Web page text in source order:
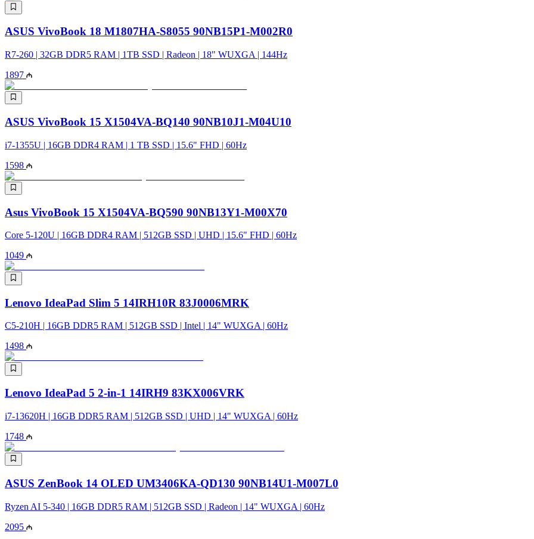
ASUS VivoBook 18 M1807HA-S8055 90NB15P1-M002R0
R7-260 | 32GB DDR5 RAM | 1TB SSD | Radeon | 18" WUXGA | 144Hz
1897
ASUS VivoBook 15 X1504VA-BQ140 90NB10J1-M04U10
i7-1355U | 16GB DDR4 RAM | 1 TB SSD | 15.6" FHD | 60Hz
1598
Asus VivoBook 15 X1504VA-BQ590 90NB13Y1-M00X70
Core 5-120U | 16GB DDR4 RAM | 512GB SSD | UHD | 15.6" FHD | 60Hz
1049
Lenovo IdeaPad Slim 5 14IRH10R 83J0006MRK
C5-210H | 16GB DDR5 RAM | 512GB SSD | Intel | 14" WUXGA | 60Hz
1498
Lenovo IdeaPad 5 2-in-1 14IRH9 83KX006VRK
i7-13620H | 16GB DDR5 RAM | 512GB SSD | UHD | 14" WUXGA | 60Hz
1748
ASUS ZenBook 14 OLED UM3406KA-QD130 90NB14U1-M007L0
Ryzen AI 5-340 | 16GB DDR5 RAM | 512GB SSD | Radeon | 14" WUXGA | 60Hz
2095